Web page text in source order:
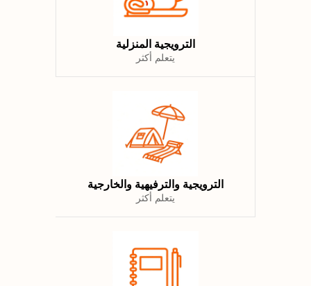
الترويجية المنزلية
يتعلم أكثر
الترويجية والترفيهية والخارجية
يتعلم أكثر